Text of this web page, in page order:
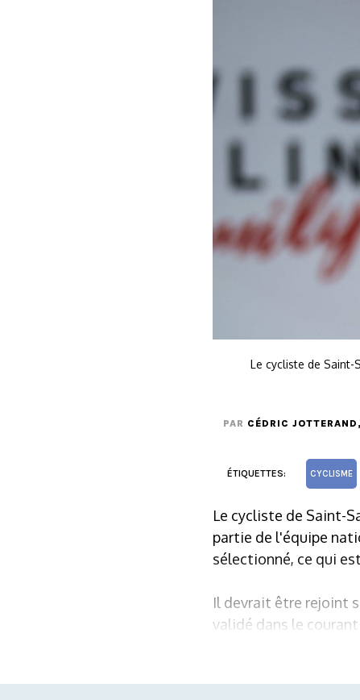
Le cycliste de Saint-
PAR CÉDRIC JOTTERAND
ÉTIQUETTES: CYCLISME
Le cycliste de Saint-
partie de l'équipe
sélectionné, ce qui
Il devrait être rejoint
validé dans le courant